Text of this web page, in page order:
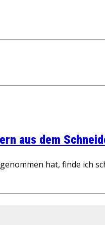
aus dem
hat, finde ich